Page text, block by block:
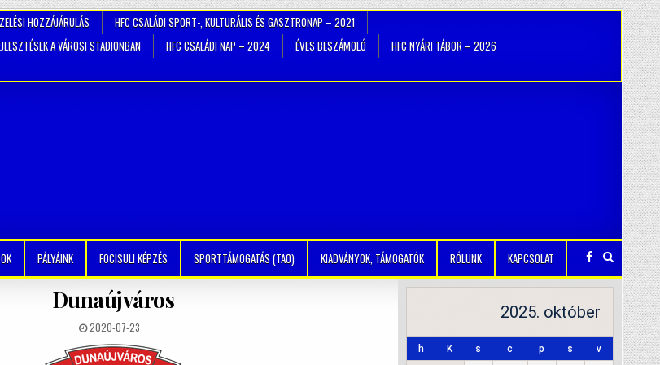
HOZZÁJÁRULÁS
HFC CSALÁDI SPORT-, KULTURÁLIS ÉS GASZTRONAP – 2021
A VÁROSI STADIONBAN HFC CSALÁDI NAP – 2024 ÉVES BESZÁMOLÓ
HFC NYÁRI TÁBOR – 2026
PÁLYÁINK FOCISULI KÉPZÉS SPORTTÁMOGATÁS (TAO) KIADVÁNYOK, TÁMOGATÓK RÓLUNK KAPCSOLAT
Dunaújváros
2020-07-23
2025. október
h K s c p s v